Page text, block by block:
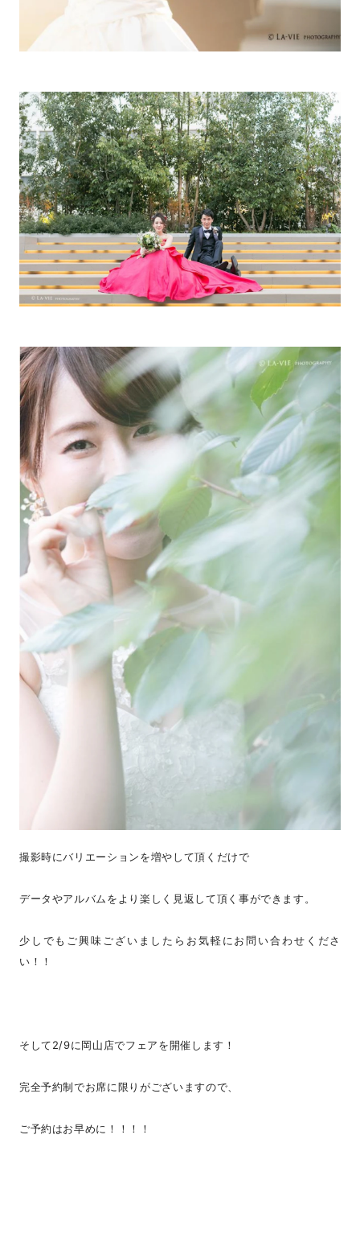
撮影時にバリエーションを増やして頂くだけで
データやアルバムをより楽しく見返して頂く事ができます。
少しでもご興味ございましたらお気軽にお問い合わせくださ
い！！
そして2/9に岡山店でフェアを開催します！
完全予約制でお席に限りがございますので、
ご予約はお早めに！！！！